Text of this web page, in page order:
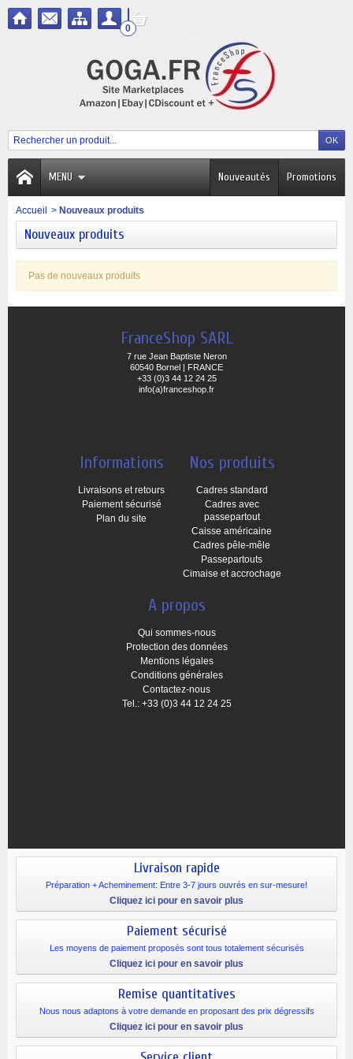
0
MENU Promotions
Nouveautés
Accueil > Nouveaux produits
Nouveaux produits
Pas de nouveaux produits
FranceShop SARL
7 rue Jean Baptiste Neron
60540 Bornel | FRANCE
+33 (0)3 44 12 24 25
info(a)franceshop.fr
Informations
Livraisons et retours
Paiement sécurisé
Plan du site
Nos produits
Cadres standard
Cadres avec
passepartout
Caisse américaine
Cadres pêle-mêle
Passepartouts
Cimaise et accrochage
A propos
Qui sommes-nous
Protection des données
Mentions légales
Conditions générales
Contactez-nous
Tel.: +33 (0)3 44 12 24 25
Livraison rapide
Préparation + Acheminement: Entre 3-7 jours ouvrés en sur-mesure!
Cliquez ici pour en savoir plus
Paiement sécurisé
Les moyens de paiement proposés sont tous totalement sécurisés
Cliquez ici pour en savoir plus
Remise quantitatives
Nous nous adaptons à votre demande en proposant des prix dégressifs
Cliquez ici pour en savoir plus